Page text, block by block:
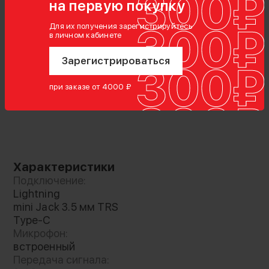
на первую покупку
Для их получения зарегистрируйтесь
в личном кабинете
Зарегистрироваться
при заказе от 4000 ₽
Подойдет для любого устройства
устройствам для записи звука:
приёмник Camera позволяет подключить
радиосистему к камере, рекордеру или
3.5mm TRS, либо к iOs гаджетам с
Lightning входом при помощи провода
(комплект Combo)
Характеристики
Подключение:
Lightning
mini Jack 3.5 мм TRS
Type-C
Микрофон:
встроенный
Передача сигнала: